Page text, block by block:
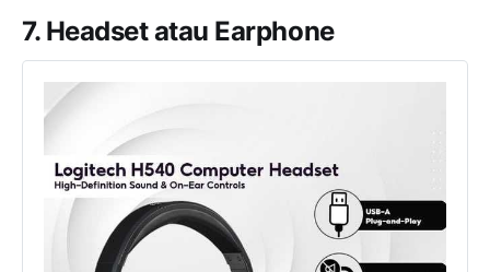
7. Headset atau Earphone